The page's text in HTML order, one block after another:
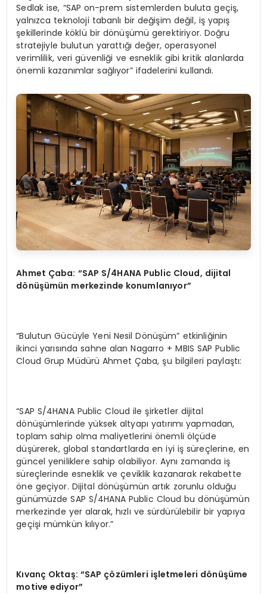
Sedlak ise, “SAP on-prem sistemlerden buluta geçiş,
yalnızca teknoloji tabanlı bir değişim değil, iş yapış
şekillerinde köklü bir dönüşümü gerektiriyor. Doğru
stratejiyle bulutun yarattığı değer, operasyonel
verimlilik, veri güvenliği ve esneklik gibi kritik alanlarda
önemli kazanımlar sağlıyor” ifadelerini kullandı.
Ahmet Çaba: “SAP S/4HANA Public Cloud, dijital
dönüşümün merkezinde konumlanıyor”
“Bulutun Gücüyle Yeni Nesil Dönüşüm” etkinliğinin
ikinci yarısında sahne alan Nagarro + MBIS SAP Public
Cloud Grup Müdürü Ahmet Çaba, şu bilgileri paylaştı:
“SAP S/4HANA Public Cloud ile şirketler dijital
dönüşümlerinde yüksek altyapı yatırımı yapmadan,
toplam sahip olma maliyetlerini önemli ölçüde
düşürerek, global standartlarda en iyi iş süreçlerine, en
güncel yeniliklere sahip olabiliyor. Aynı zamanda iş
süreçlerinde esneklik ve çeviklik kazanarak rekabette
öne geçiyor. Dijital dönüşümün artık zorunlu olduğu
günümüzde SAP S/4HANA Public Cloud bu dönüşümün
merkezinde yer alarak, hızlı ve sürdürülebilir bir yapıya
geçişi mümkün kılıyor.”
Kıvanç Oktaş: “SAP çözümleri işletmeleri dönüşüme
motive ediyor”